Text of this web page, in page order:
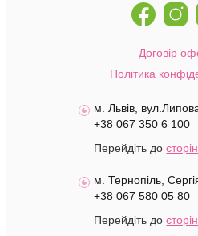
Договір
Політика
м. Львів,
+38 067 350 6 100
Перейдіть до
м. Тернопіль,
+38 067 580 05 80
Перейдіть до